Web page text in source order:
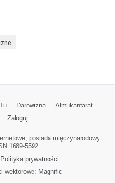
Darowizna
Almukantarat
Zaloguj
posiada międzynarodowy
1689-5592.
Polityka prywatności
Magnific